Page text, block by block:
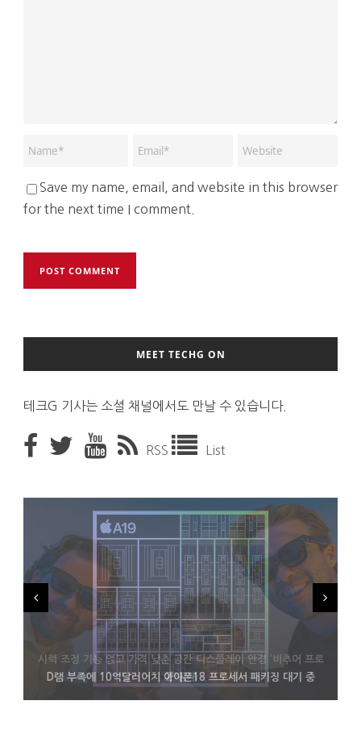
Save my name, email, and website in this browser
for the next time I comment.
MEET TECHG ON
테크G 기사는 소셜 채널에서도 만날 수 있습니다.
RSS List
시력 조정 기능 얹고 가격 낮춘 공간 디스플레이 안경 ‘비추어 프로
2’ 공개
D램 부족에 10억달러어치 아이폰18 프로세서 패키징 대기 중
300~400달러 반지형 스피커 준비하는 오픈AI